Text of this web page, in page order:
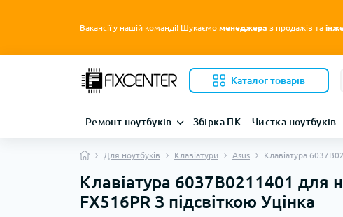
Вакансії у нашій команді! Шукаємо менеджера з продажів та
Каталог товарів
Ремонт ноутбуків Збірка ПК Чистка ноутбуків
Для ноутбуків Клавіатури Asus Клавіатура
Клавіатура 6037B0211401 для
FX516PR З підсвіткою Уцінка